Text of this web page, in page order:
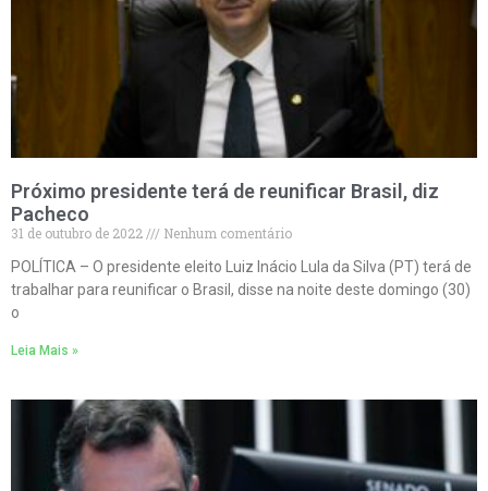
Próximo presidente terá de reunificar Brasil, diz
Pacheco
31 de outubro de 2022
Nenhum comentário
POLÍTICA – O presidente eleito Luiz Inácio Lula da Silva (PT) terá de
trabalhar para reunificar o Brasil, disse na noite deste domingo (30)
o
Leia Mais »